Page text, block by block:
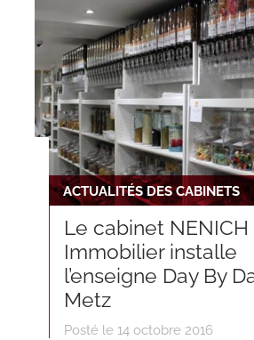
ACTUALITÉS DES CABINETS
Le cabinet NENICH
Immobilier installe
l’enseigne Day By
Metz
Posté le 14 octobre 2016